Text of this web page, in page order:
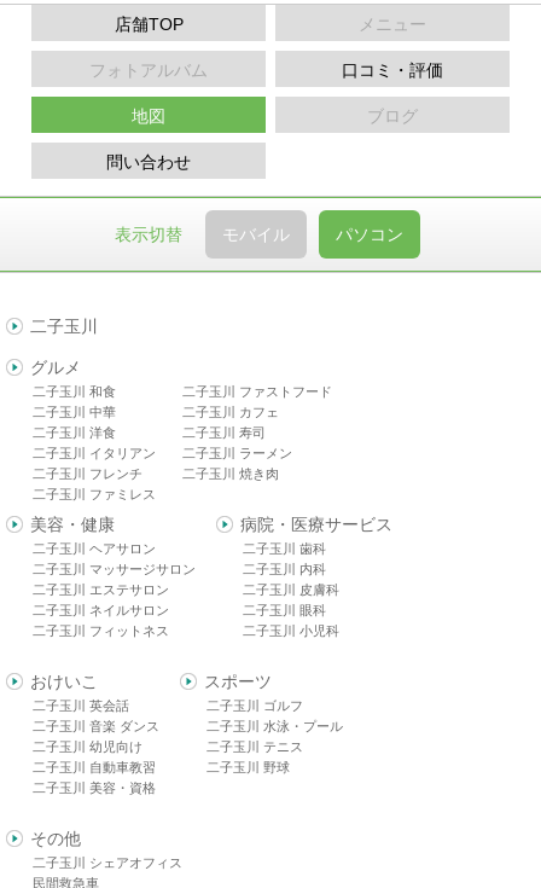
店舗TOP メニュー
フォトアルバム 口コミ・評価
地図 ブログ
問い合わせ
表示切替 モバイル パソコン
二子玉川
グルメ
二子玉川 和食
二子玉川 中華
二子玉川 洋食
二子玉川 イタリアン
二子玉川 フレンチ
二子玉川 ファミレス
二子玉川 ファストフード
二子玉川 カフェ
二子玉川 寿司
二子玉川 ラーメン
二子玉川 焼き肉
美容・健康
二子玉川 ヘアサロン
二子玉川 マッサージサロン
二子玉川 エステサロン
二子玉川 ネイルサロン
二子玉川 フィットネス
病院・医療サービス
二子玉川 歯科
二子玉川 内科
二子玉川 皮膚科
二子玉川 眼科
二子玉川 小児科
おけいこ
二子玉川 英会話
二子玉川 音楽 ダンス
二子玉川 幼児向け
二子玉川 自動車教習
二子玉川 美容・資格
スポーツ
二子玉川 ゴルフ
二子玉川 水泳・プール
二子玉川 テニス
二子玉川 野球
その他
二子玉川 シェアオフィス
民間救急車